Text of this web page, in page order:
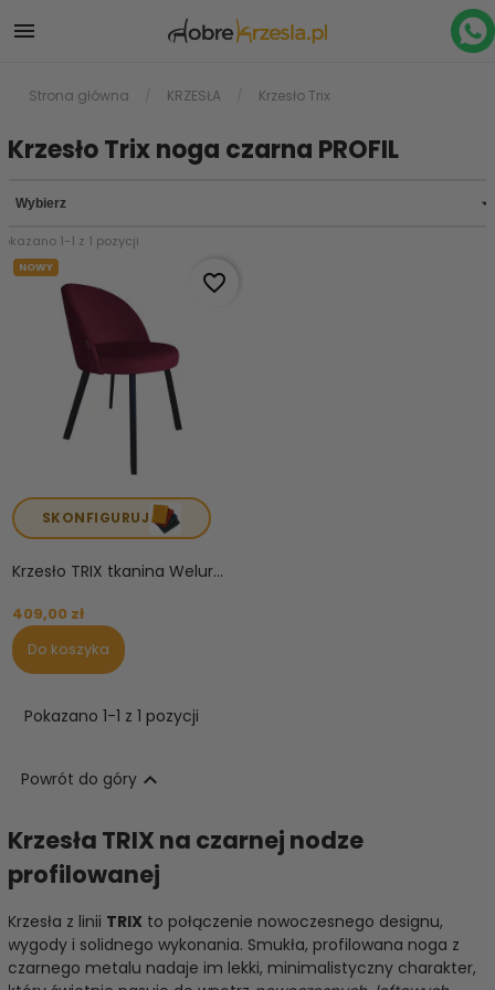

Strona główna KRZESŁA Krzesło Trix
Krzesło Trix noga czarna PROFIL
Wybierz 
1-1 z 1 pozycji
SKONFIGURUJ
Krzesło TRIX tkanina Welur...
409,00 zł
Do koszyka
NOWY
favorite_border
Pokazano 1-1 z 1 pozycji
Powrót do góry 
Krzesła TRIX na czarnej nodze
profilowanej
Krzesła z linii TRIX to połączenie nowoczesnego designu,
wygody i solidnego wykonania. Smukła, profilowana noga z
czarnego metalu nadaje im lekki, minimalistyczny charakter,